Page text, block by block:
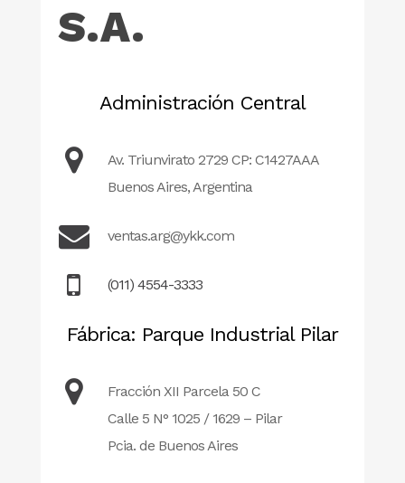
S.A.
Administración Central
Av. Triunvirato 2729 CP: C1427AAA
Buenos Aires, Argentina
ventas.arg@ykk.com
(011) 4554-3333
Fábrica: Parque Industrial Pilar
Fracción XII Parcela 50 C
Calle 5 N° 1025 / 1629 – Pilar
Pcia. de Buenos Aires